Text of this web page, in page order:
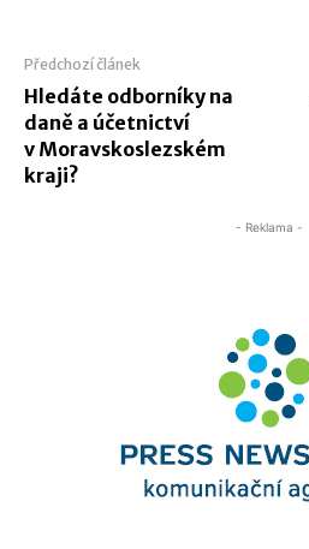
Předchozí článek
Hledáte odborníky na
daně a účetnictví
v Moravskoslezském
kraji?
- Reklama -